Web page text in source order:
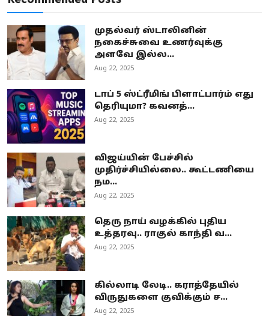
முதல்வர் ஸ்டாலினின்
நகைச்சுவை உணர்வுக்கு
அளவே இல்ல...
Aug 22, 2025
டாப் 5 ஸ்ட்ரீமிங் பிளாட்பார்ம் எது
தெரியுமா? கவனத்...
Aug 22, 2025
விஜய்யின் பேச்சில்
முதிர்ச்சியில்லை.. கூட்டணியை
நம...
Aug 22, 2025
தெரு நாய் வழக்கில் புதிய
உத்தரவு.. ராகுல் காந்தி வ...
Aug 22, 2025
கில்லாடி லேடி.. கராத்தேயில்
விருதுகளை குவிக்கும் ச...
Aug 22, 2025